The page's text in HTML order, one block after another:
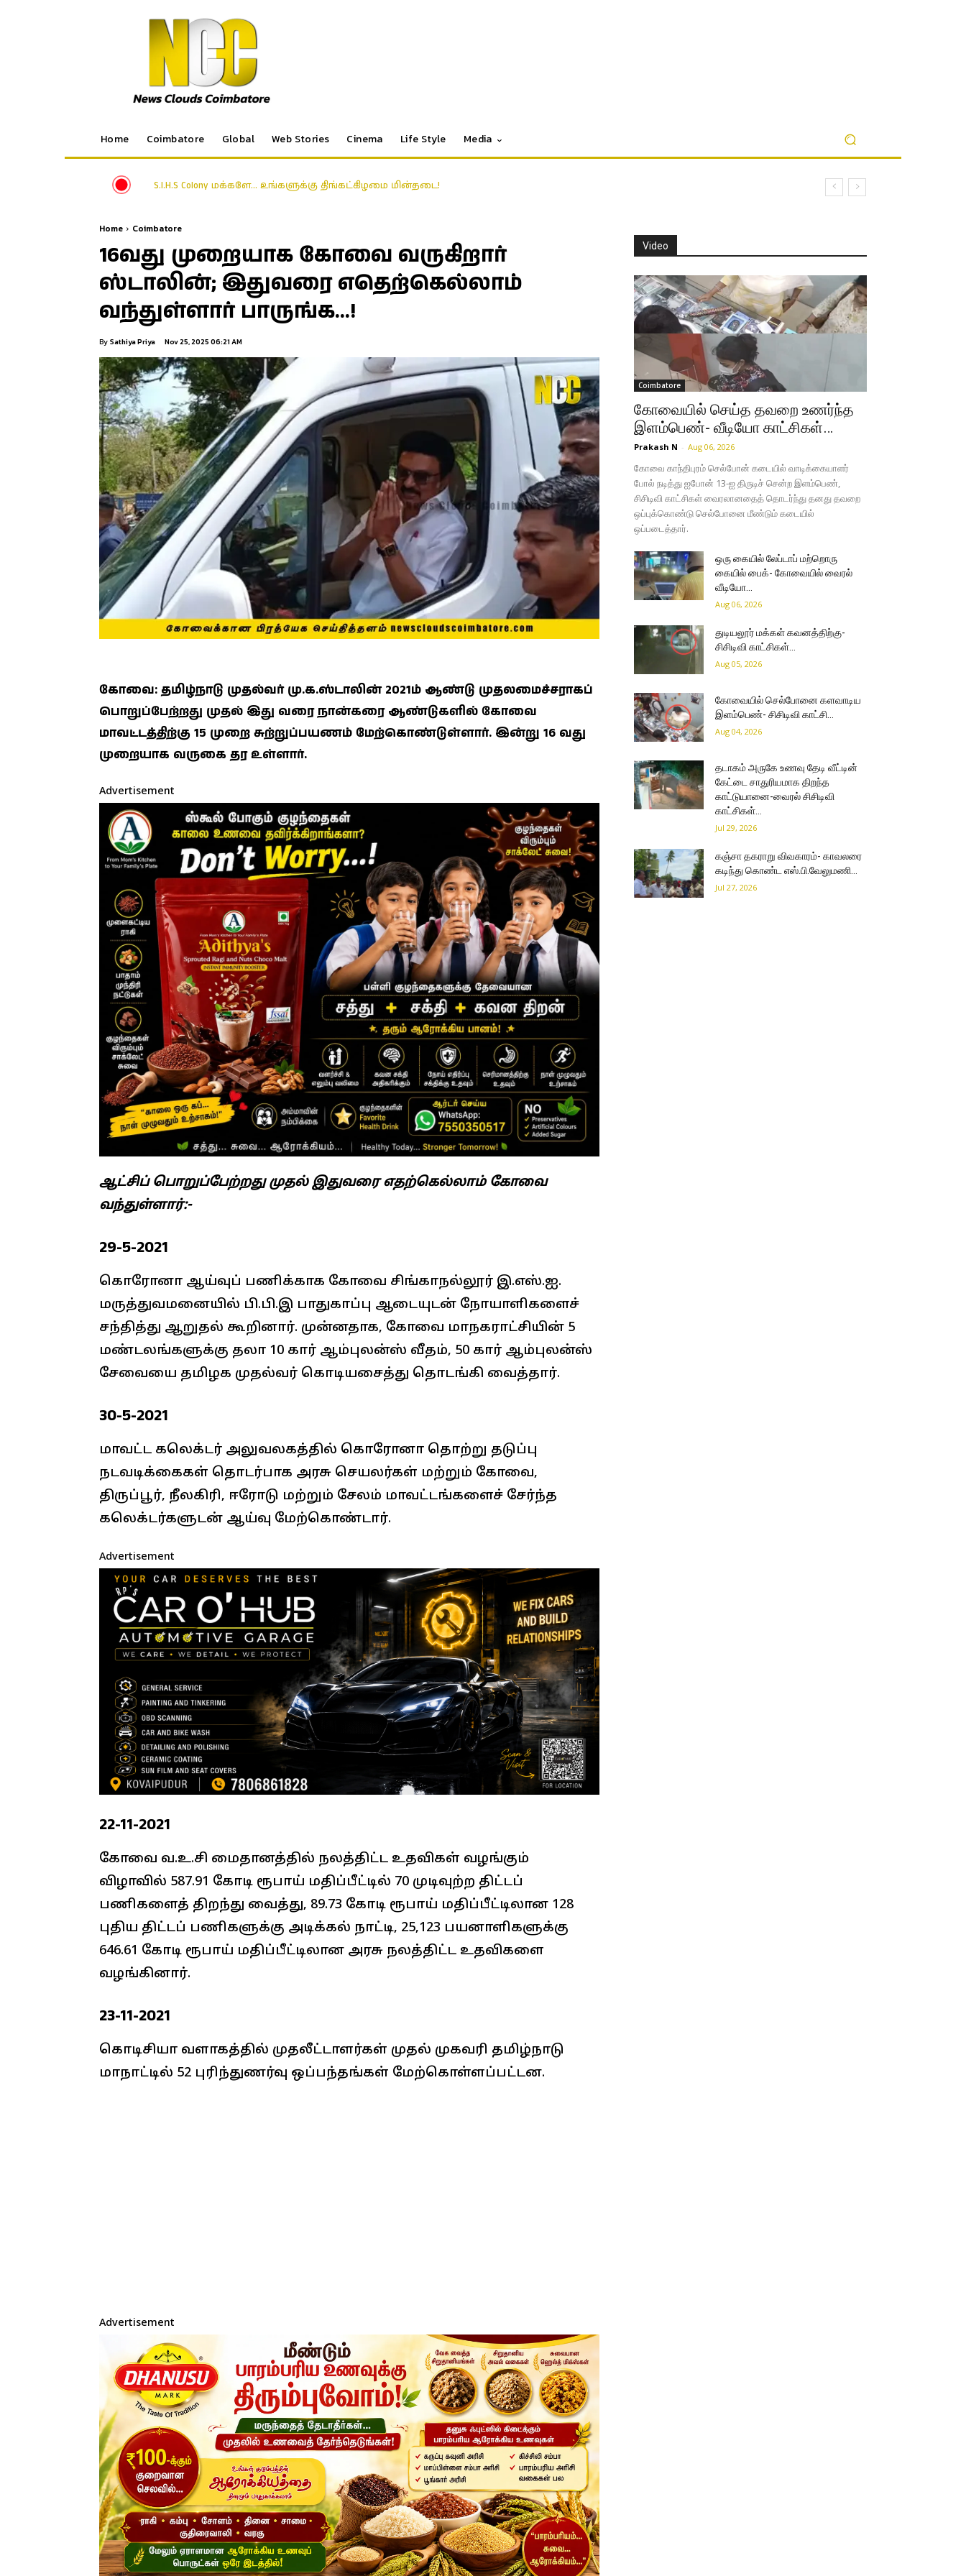
Home Coimbatore Global Web Stories Cinema Life Style Media
S.I.H.S Colony மக்களே… உங்களுக்கு திங்கட்கிழமை மின்தடை!
Home Coimbatore
16வது முறையாக கோவை வருகிறார்
ஸ்டாலின்; இதுவரை எதெற்கெல்லாம்
வந்துள்ளார் பாருங்க…!
By Sathiya Priya Nov 25, 2025 06:21 AM
கோவை: தமிழ்நாடு முதல்வர் மு.க.ஸ்டாலின் 2021ம் ஆண்டு முதலமைச்சராகப்
பொறுப்பேற்றது முதல் இது வரை நான்கரை ஆண்டுகளில் கோவை
மாவட்டத்திற்கு 15 முறை சுற்றுப்பயணம் மேற்கொண்டுள்ளார். இன்று 16 வது
முறையாக வருகை தர உள்ளார்.
Advertisement
ஆட்சிப் பொறுப்பேற்றது முதல் இதுவரை எதற்கெல்லாம் கோவை
வந்துள்ளார்:-
29-5-2021
கொரோனா ஆய்வுப் பணிக்காக கோவை சிங்காநல்லூர் இ.எஸ்.ஐ.
மருத்துவமனையில் பி.பி.இ பாதுகாப்பு ஆடையுடன் நோயாளிகளைச்
சந்தித்து ஆறுதல் கூறினார். முன்னதாக, கோவை மாநகராட்சியின் 5
மண்டலங்களுக்கு தலா 10 கார் ஆம்புலன்ஸ் வீதம், 50 கார் ஆம்புலன்ஸ்
சேவையை தமிழக முதல்வர் கொடியசைத்து தொடங்கி வைத்தார்.
30-5-2021
மாவட்ட கலெக்டர் அலுவலகத்தில் கொரோனா தொற்று தடுப்பு
நடவடிக்கைகள் தொடர்பாக அரசு செயலர்கள் மற்றும் கோவை,
திருப்பூர், நீலகிரி, ஈரோடு மற்றும் சேலம் மாவட்டங்களைச் சேர்ந்த
கலெக்டர்களுடன் ஆய்வு மேற்கொண்டார்.
Advertisement
22-11-2021
கோவை வ.உ.சி மைதானத்தில் நலத்திட்ட உதவிகள் வழங்கும்
விழாவில் 587.91 கோடி ரூபாய் மதிப்பீட்டில் 70 முடிவுற்ற திட்டப்
பணிகளைத் திறந்து வைத்து, 89.73 கோடி ரூபாய் மதிப்பீட்டிலான 128
புதிய திட்டப் பணிகளுக்கு அடிக்கல் நாட்டி, 25,123 பயனாளிகளுக்கு
646.61 கோடி ரூபாய் மதிப்பீட்டிலான அரசு நலத்திட்ட உதவிகளை
வழங்கினார்.
23-11-2021
கொடிசியா வளாகத்தில் முதலீட்டாளர்கள் முதல் முகவரி தமிழ்நாடு
மாநாட்டில் 52 புரிந்துணர்வு ஒப்பந்தங்கள் மேற்கொள்ளப்பட்டன.
Advertisement
Video
Coimbatore
கோவையில் செய்த தவறை உணர்ந்த
இளம்பெண்- வீடியோ காட்சிகள்…
Prakash N - Aug 06, 2026
கோவை காந்திபுரம் செல்போன் கடையில் வாடிக்கையாளர்
போல் நடித்து ஐபோன் 13-ஐ திருடிச் சென்ற இளம்பெண்,
சிசிடிவி காட்சிகள் வைரலானதைத் தொடர்ந்து தனது தவறை
ஒப்புக்கொண்டு செல்போனை மீண்டும் கடையில்
ஒப்படைத்தார்.
ஒரு கையில் லேப்டாப் மற்றொரு
கையில் பைக்- கோவையில் வைரல்
வீடியோ…
Aug 06, 2026
துடியலூர் மக்கள் கவனத்திற்கு-
சிசிடிவி காட்சிகள்…
Aug 05, 2026
கோவையில் செல்போனை களவாடிய
இளம்பெண்- சிசிடிவி காட்சி…
Aug 04, 2026
தடாகம் அருகே உணவு தேடி வீட்டின்
கேட்டை சாதுரியமாக திறந்த
காட்டுயானை-வைரல் சிசிடிவி
காட்சிகள்…
Jul 29, 2026
கஞ்சா தகராறு விவகாரம்- காவலரை
கடிந்து கொண்ட எஸ்.பி.வேலுமணி…
Jul 27, 2026